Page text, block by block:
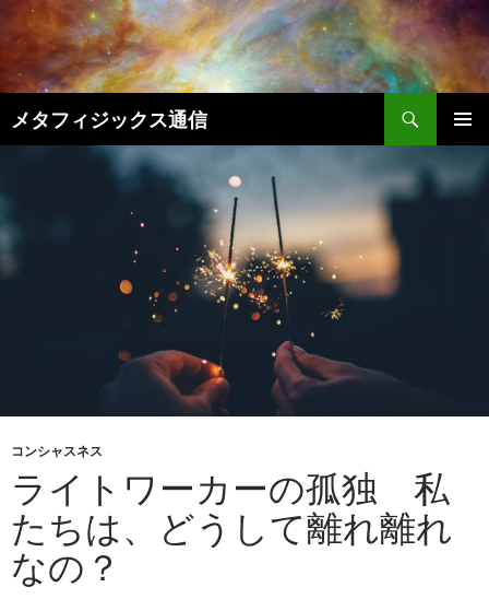
テ
ン
へ
キ
ッ
プ
メタフィジックス通信
索
コンシャスネス
ライトワーカーの孤独 私
たちは、どうして離れ離れ
なの？